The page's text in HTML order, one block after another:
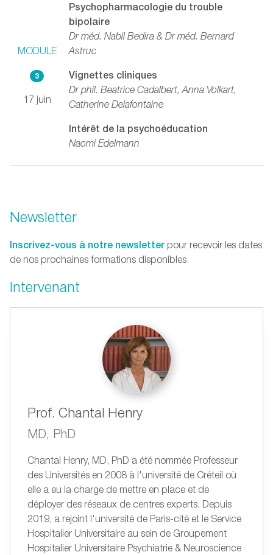
MODULE
3
17 juin
Psychopharmacologie du trouble
bipolaire
Dr méd. Nabil Bedira & Dr méd. Bernard
Astruc
Vignettes cliniques
Dr phil. Beatrice Cadalbert, Anna Volkart,
Catherine Delafontaine
Intérêt de la psychoéducation
Naomi Edelmann
Newsletter
Inscrivez-vous à notre newsletter pour recevoir les dates
de nos prochaines formations disponibles.
Intervenant
Prof. Chantal Henry
MD, PhD
Chantal Henry, MD, PhD a été nommée Professeur
des Universités en 2008 à l'université de Créteil où
elle a eu la charge de mettre en place et de
déployer des réseaux de centres experts. Depuis
2019, a rejoint l'université de Paris-cité et le Service
Hospitalier Universitaire au sein de Groupement
Hospitalier Universitaire Psychiatrie & Neuroscience